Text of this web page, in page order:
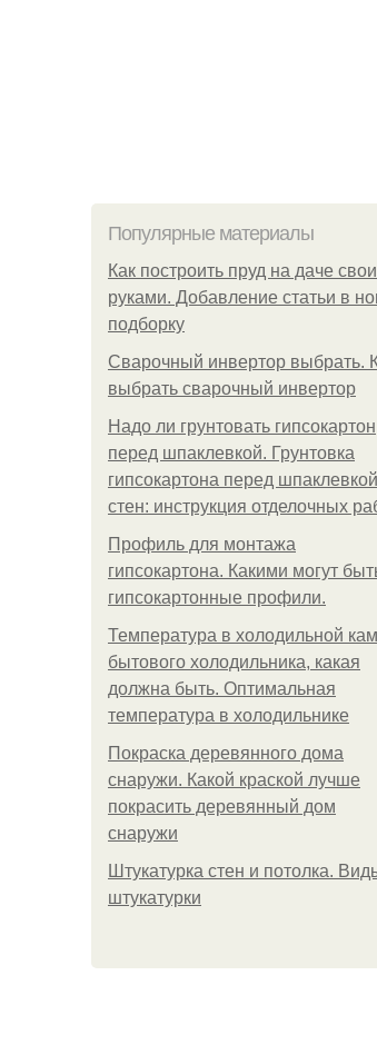
Популярные материалы
Как построить пруд на даче
руками. Добавление статьи в
подборку
Сварочный инвертор выбрать.
выбрать сварочный инвертор
Надо ли грунтовать гипсокартон
перед шпаклевкой. Грунтовка
гипсокартона перед шпаклевкой
стен: инструкция отделочных
Профиль для монтажа
гипсокартона. Какими могут
гипсокартонные профили.
Температура в холодильной
бытового холодильника, какая
должна быть. Оптимальная
температура в холодильнике
Покраска деревянного дома
снаружи. Какой краской лучше
покрасить деревянный дом
снаружи
Штукатурка стен и потолка.
штукатурки